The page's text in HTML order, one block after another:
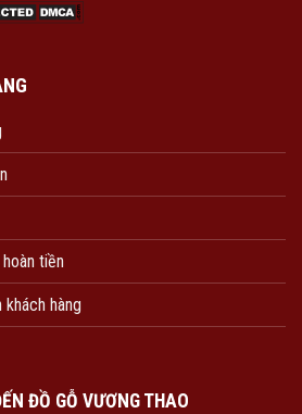
tiền
hàng
ĐỒ GỖ VƯƠNG THAO